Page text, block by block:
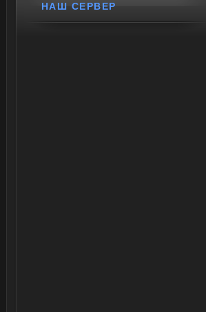
НАШ СЕРВЕР